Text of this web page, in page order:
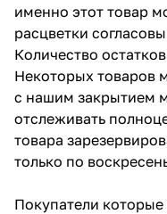
именно этот товар
расцветки
Количество
Некоторых товаров
с нашим закрытием
отслеживать
товара
только по
Покупатели